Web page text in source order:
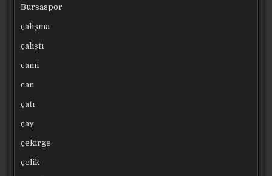
Bursaspor
çalışma
çalıştı
cami
can
çatı
çay
çekirge
çelik